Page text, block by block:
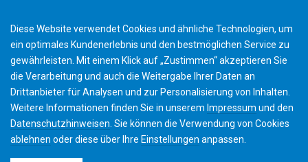
Diese Website verwendet Cookies und ähnliche Technologien, um
ein optimales Kundenerlebnis und den bestmöglichen Service zu
gewährleisten. Mit einem Klick auf „Zustimmen“ akzeptieren Sie
die Verarbeitung und auch die Weitergabe Ihrer Daten an
Drittanbieter für Analysen und zur Personalisierung von Inhalten.
Weitere Informationen finden Sie in unserem Impressum und den
Datenschutzhinweisen . Sie können die Verwendung von Cookies
ablehnen oder diese über Ihre Einstellungen anpassen.